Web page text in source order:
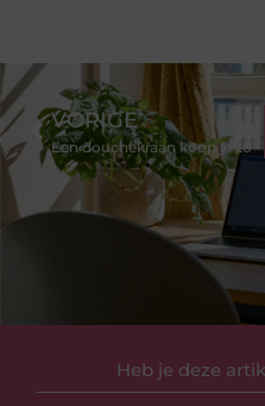
Heb je deze
VORIGE
Een douchekraan koop je zo